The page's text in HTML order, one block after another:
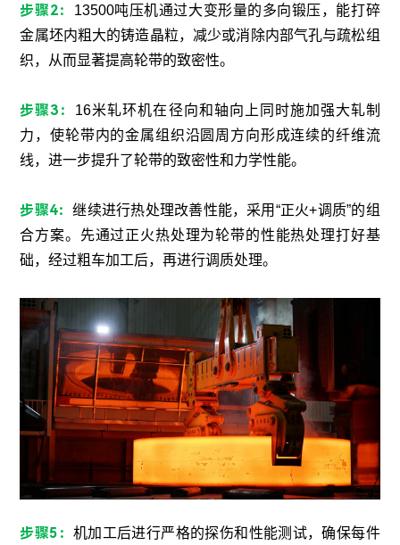
步骤2：
13500吨压机通过大变形量的多向锻压，能打碎
金属坯内粗大的铸造晶粒，减少或消除内部气孔与疏松组
织，从而显著提高轮带的致密性。
步骤3： 16米轧环机在径向和轴向上同时施加强大轧制
力，使轮带内的金属组织沿圆周方向形成连续的纤维流
线，进一步提升了轮带的致密性和力学性能。
步骤4：继续进行热处理改善性能，采用“正火+调质”的组
合方案。先通过正火热处理为轮带的性能热处理打好基
础，经过粗车加工后，再进行调质处理。
步骤5： 机加工后进行严格的探伤和性能测试，确保每件